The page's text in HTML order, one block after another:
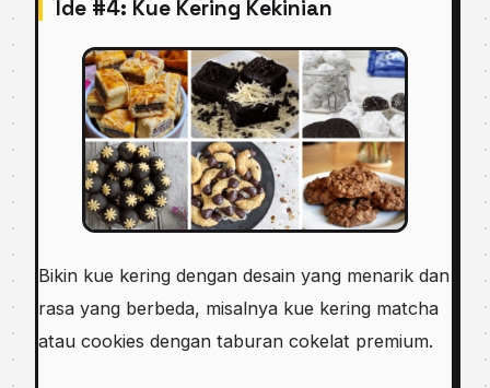
Ide #4: Kue Kering Kekinian
Bikin kue kering dengan desain yang menarik dan
rasa yang berbeda, misalnya kue kering matcha
atau cookies dengan taburan cokelat premium.